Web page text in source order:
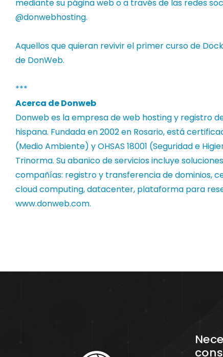
mediante su página webo a través de las redes
@donwebhosting.
Aquellos que quieran revivir el primer curso de
de DonWeb.
***
Acerca de Donweb
Donweb es la empresa de web hosting y registro
hispana. Fundada en 2002 en Rosario, está
(Medio Ambiente) y OHSAS 18001 (Seguridad e
Trinorma. Su abanico de servicios incluye
compañías: registro y transferencia de dominios,
cloud computing, datacenter, plataforma para
www.donweb.com.